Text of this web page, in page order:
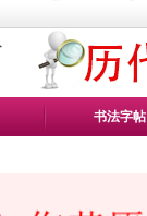
书法字帖